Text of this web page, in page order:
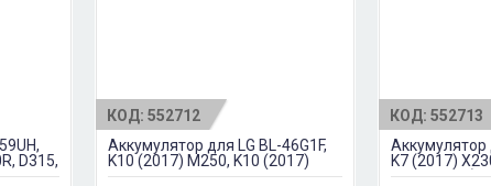
D315,
КОД: 552712
Аккумулятор для LG BL-46G1F,
K10 (2017) M250, K10 (2017)
X400 2800мАч
КОД: 552713
Аккумулятор
K7 (2017)
M200N, K8